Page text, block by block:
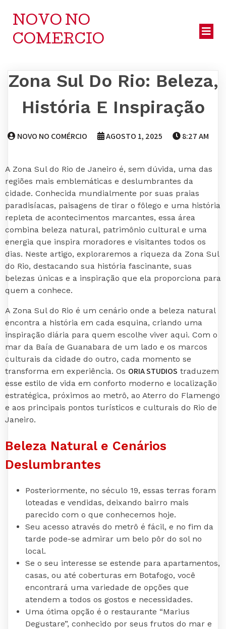
NOVO NO
COMERCIO
Zona Sul Do Rio: Beleza,
História E Inspiração
NOVO NO COMÉRCIO AGOSTO 1, 2025 8:27 AM
A Zona Sul do Rio de Janeiro é, sem dúvida, uma das
regiões mais emblemáticas e deslumbrantes da
cidade. Conhecida mundialmente por suas praias
paradisíacas, paisagens de tirar o fôlego e uma história
repleta de acontecimentos marcantes, essa área
combina beleza natural, patrimônio cultural e uma
energia que inspira moradores e visitantes todos os
dias. Neste artigo, exploraremos a riqueza da Zona Sul
do Rio, destacando sua história fascinante, suas
belezas únicas e a inspiração que ela proporciona para
quem a conhece.
A Zona Sul do Rio é um cenário onde a beleza natural
encontra a história em cada esquina, criando uma
inspiração diária para quem escolhe viver aqui. Com o
mar da Baía de Guanabara de um lado e os marcos
culturais da cidade do outro, cada momento se
transforma em experiência. Os ORIA STUDIOS traduzem
esse estilo de vida em conforto moderno e localização
estratégica, próximos ao metrô, ao Aterro do Flamengo
e aos principais pontos turísticos e culturais do Rio de
Janeiro.
Beleza Natural e Cenários
Deslumbrantes
Posteriormente, no século 19, essas terras foram
loteadas e vendidas, deixando bairro mais
parecido com o que conhecemos hoje.
Seu acesso através do metrô é fácil, e no fim da
tarde pode-se admirar um belo pôr do sol no
local.
Se o seu interesse se estende para apartamentos,
casas, ou até coberturas em Botafogo, você
encontrará uma variedade de opções que
atendem a todos os gostos e necessidades.
Uma ótima opção é o restaurante “Marius
Degustare”, conhecido por seus frutos do mar e